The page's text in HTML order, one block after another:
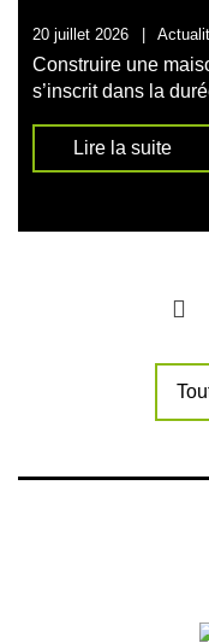
20 juillet 2026
Construire une
s’inscrit dans la
Lire la suite